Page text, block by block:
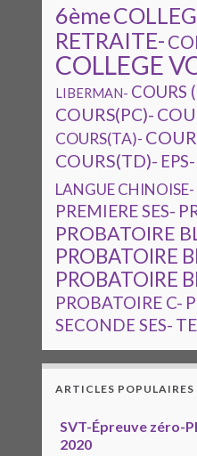
6ème
RETRAITE-
COLLEGE
LIBERMAN- COURS
COURS(PC)-
COURS(TA)-
COURS(TD)- EPS-
LANGUE CHINOISE-
PREMIERE SES-
PROBATOIRE
PROBATOIRE
PROBATOIRE
PROBATOIRE C-
SECONDE SES-
ARTICLES POPULAIRES
SVT-Épreuve zéro-
2020